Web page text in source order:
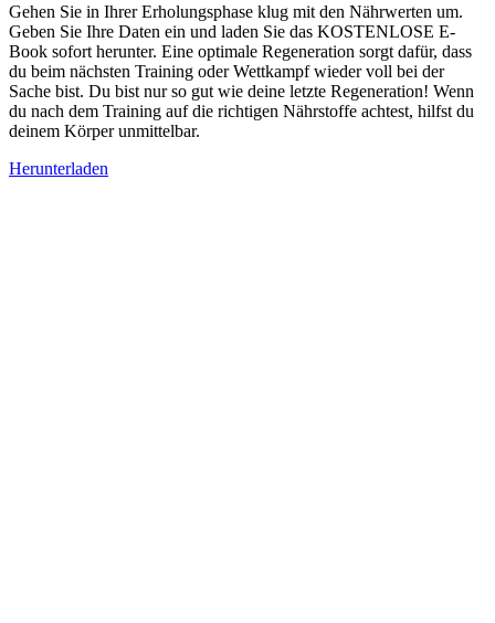
Gehen Sie in Ihrer Erholungsphase klug mit den Nährwerten um.
Geben Sie Ihre Daten ein und laden Sie das KOSTENLOSE E-
Book sofort herunter. Eine optimale Regeneration sorgt dafür, dass
du beim nächsten Training oder Wettkampf wieder voll bei der
Sache bist. Du bist nur so gut wie deine letzte Regeneration! Wenn
du nach dem Training auf die richtigen Nährstoffe achtest, hilfst du
deinem Körper unmittelbar.
Herunterladen